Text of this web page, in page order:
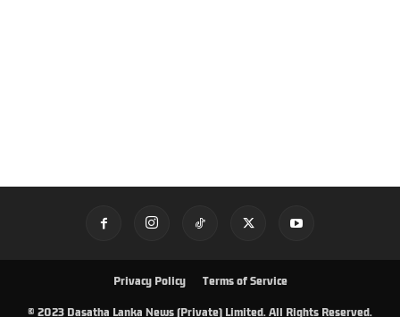
Privacy Policy Terms of Service
© 2023 Dasatha Lanka News (Private) Limited. All Rights Reserved.